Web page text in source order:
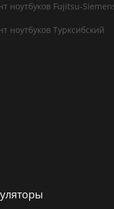
ноутбуков Fujitsu-
ноутбуков Турксибский